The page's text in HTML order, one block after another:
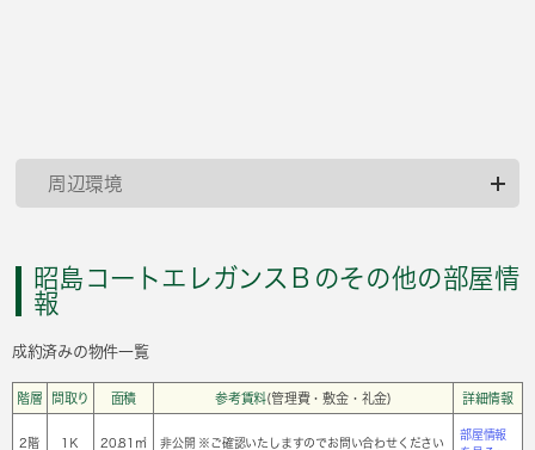
周辺環境
昭島コートエレガンスＢのその他の部屋情
報
成約済みの物件一覧
階層 間取り 面積 参考賃料(管理費・敷金・礼金) 詳細情報
2階 1Ｋ 20.81㎡ 非公開 ※ご確認いたしますのでお問い合わせください
部屋情報